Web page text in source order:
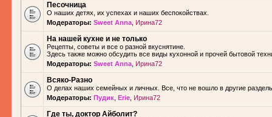
Песочница
О наших детях, их успехах и наших беспокойствах.
Модераторы: Sweet Anna Ирина72
На нашей кухне и не только
Рецепты, советы и все о разной вкуснятине.
Здесь также можно обсудить все виды кухонной и прочей бытовой
Модераторы: Sweet Anna Ирина72
Всяко-Разно
О делах наших семейных и личных. Все, что не вошло в другие
Модераторы: Пудик Erie Ирина72
Где ты, доктор Айболит?